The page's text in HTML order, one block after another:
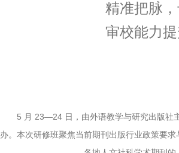
精准把脉
审校能力
5 月 23—24 日，由外语教学与研究出版社
办。本次研修班聚焦当前期刊出版行业政策要